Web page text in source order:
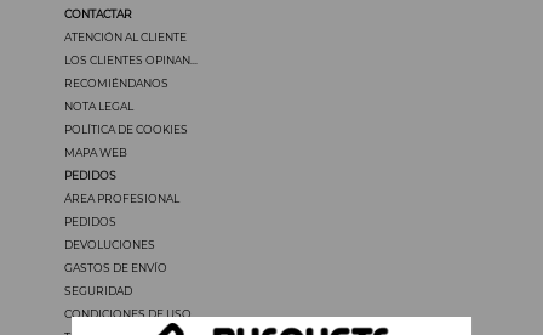
CONTACTAR
ATENCIÓN AL CLIENTE
LOS CLIENTES OPINAN...
RECOMIÉNDANOS
NOTA LEGAL
POLÍTICA DE COOKIES
MAPA WEB
PEDIDOS
ÁREA PROFESIONAL
PEDIDOS
DEVOLUCIONES
GASTOS DE ENVÍO
SEGURIDAD
CONDICIONES DE USO